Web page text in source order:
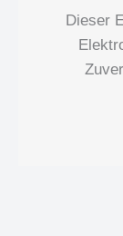
Dieser